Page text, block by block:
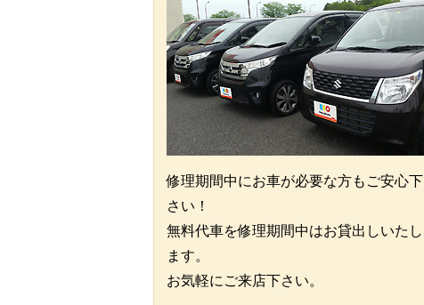
修理期間中にお車が必要な方もご安心下
さい！
無料代車を修理期間中はお貸出しいたし
ます。
お気軽にご来店下さい。